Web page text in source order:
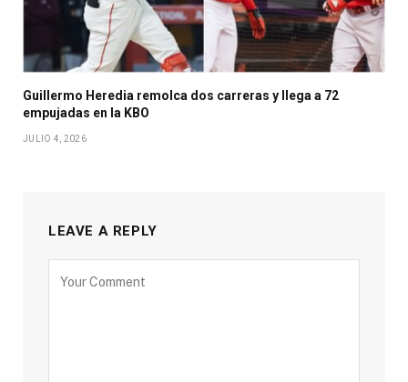
Guillermo Heredia remolca dos carreras y llega a 72
empujadas en la KBO
JULIO 4, 2026
LEAVE A REPLY